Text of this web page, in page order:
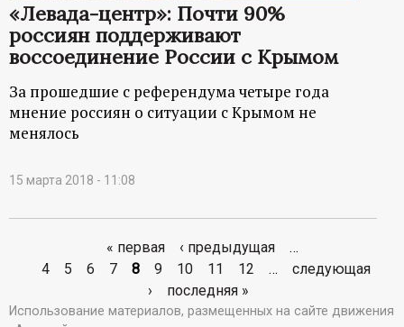
«Левада-центр»: Почти 90%
россиян поддерживают
воссоединение России с Крымом
За прошедшие с референдума четыре года
мнение россиян о ситуации с Крымом не
менялось
15 марта 2018 - 11:08
т
« первая ‹ предыдущая
…
4
5 6 7 8 9 10 11 12 …
следующая
›
последняя »
Использование материалов, размещенных на сайте движения